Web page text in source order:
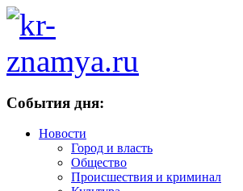
События дня:
Новости
Город и власть
Общество
Происшествия и криминал